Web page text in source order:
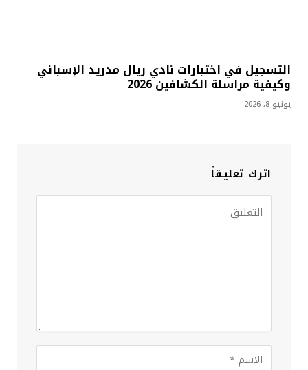
التسجيل في اختبارات نادي ريال مدريد الإسباني
وكيفية مراسلة الكشافين 2026
يونيو 8, 2026
اترك تعليقاً